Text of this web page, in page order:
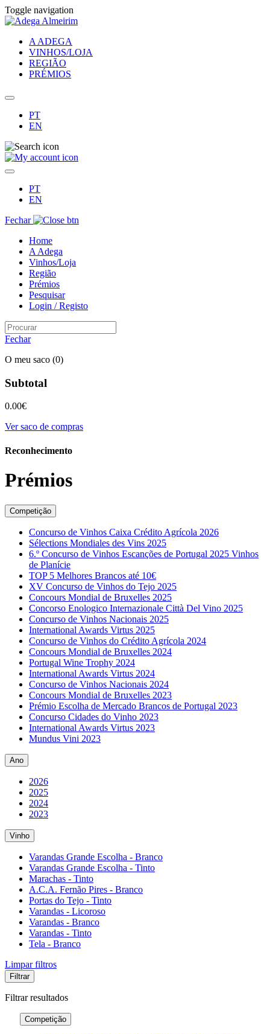
Toggle navigation
A ADEGA
VINHOS/LOJA
REGIÃO
PRÉMIOS
PT
EN
PT
EN
Fechar
Home
A Adega
Vinhos/Loja
Região
Prémios
Pesquisar
Login / Registo
Fechar
O meu saco (0)
Subtotal
0.00€
Ver saco de compras
Reconhecimento
Prémios
Competição
Concurso de Vinhos Caixa Crédito Agrícola 2026
Sélections Mondiales des Vins 2025
6.º Concurso de Vinhos Escanções de Portugal 2025 Vinhos
de Planície
TOP 5 Melhores Brancos até 10€
XV Concurso de Vinhos do Tejo 2025
Concours Mondial de Bruxelles 2025
Concorso Enologico Internazionale Città Del Vino 2025
Concurso de Vinhos Nacionais 2025
International Awards Virtus 2025
Concurso de Vinhos do Crédito Agrícola 2024
Concours Mondial de Bruxelles 2024
Portugal Wine Trophy 2024
International Awards Virtus 2024
Concurso de Vinhos Nacionais 2024
Concours Mondial de Bruxelles 2023
Prémio Escolha de Mercado Brancos de Portugal 2023
Concurso Cidades do Vinho 2023
International Awards Virtus 2023
Mundus Vini 2023
Ano
2026
2025
2024
2023
Vinho
Varandas Grande Escolha - Branco
Varandas Grande Escolha - Tinto
Marachas - Tinto
A.C.A. Fernão Pires - Branco
Portas do Tejo - Tinto
Varandas - Licoroso
Varandas - Branco
Varandas - Tinto
Tela - Branco
Limpar filtros
Filtrar
Filtrarresultados
Competição